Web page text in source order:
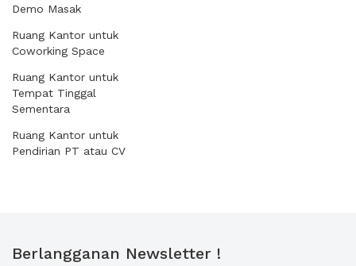
Demo Masak
Ruang Kantor untuk
Coworking Space
Ruang Kantor untuk
Tempat Tinggal
Sementara
Ruang Kantor untuk
Pendirian PT atau CV
Berlangganan Newsletter !